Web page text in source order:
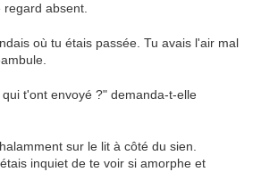
absent.
où tu étais passée. Tu avais l'air mal
t'ont envoyé ?" demanda-t-elle
sur le lit à côté du sien.
inquiet de te voir si amorphe et